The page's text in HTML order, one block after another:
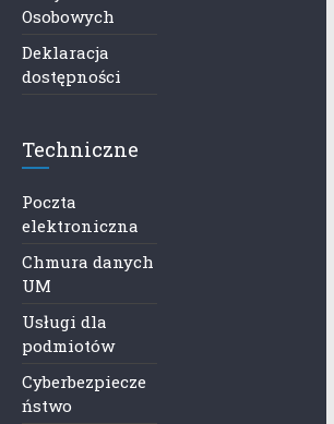
Osobowych
Deklaracja
dostępności
Techniczne
Poczta
elektroniczna
Chmura danych
UM
Usługi dla
podmiotów
Cyberbezpiecze
ństwo